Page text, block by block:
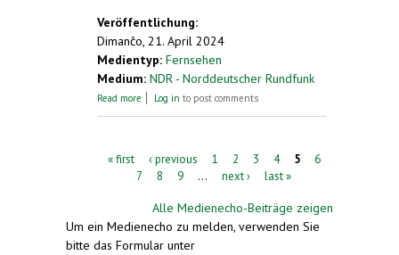
Veröffentlichung:
Dimanĉo, 21. April 2024
Medientyp: Fernsehen
Medium: NDR - Norddeutscher Rundfunk
Read more about Zeitreise: Zweitakter aus Pinneberg
Log in to post comments
Pages« first ‹ previous 1 2 3 4 5
6
7
8 9 … next › last »
Alle Medienecho-Beiträge zeigen
Um ein Medienecho zu melden, verwenden Sie
bitte das Formular unter